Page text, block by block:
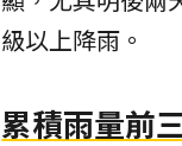
級以上降雨。
累積雨量前